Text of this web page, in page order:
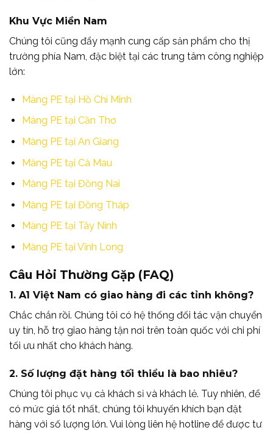
Khu Vực Miền Nam
Chúng tôi cũng đẩy mạnh cung cấp sản phẩm cho thị
trường phía Nam, đặc biệt tại các trung tâm công nghiệp
lớn:
Màng PE tại Hồ Chí Minh
Màng PE tại Cần Thơ
Màng PE tại An Giang
Màng PE tại Cà Mau
Màng PE tại Đồng Nai
Màng PE tại Đồng Tháp
Màng PE tại Tây Ninh
Màng PE tại Vĩnh Long
Câu Hỏi Thường Gặp (FAQ)
1. A1 Việt Nam có giao hàng đi các tỉnh không?
Chắc chắn rồi. Chúng tôi có hệ thống đối tác vận chuyển
uy tín, hỗ trợ giao hàng tận nơi trên toàn quốc với chi phí
tối ưu nhất cho khách hàng.
2. Số lượng đặt hàng tối thiểu là bao nhiêu?
Chúng tôi phục vụ cả khách sỉ và khách lẻ. Tuy nhiên, để
có mức giá tốt nhất, chúng tôi khuyến khích bạn đặt
hàng với số lượng lớn. Vui lòng liên hệ hotline để được tư